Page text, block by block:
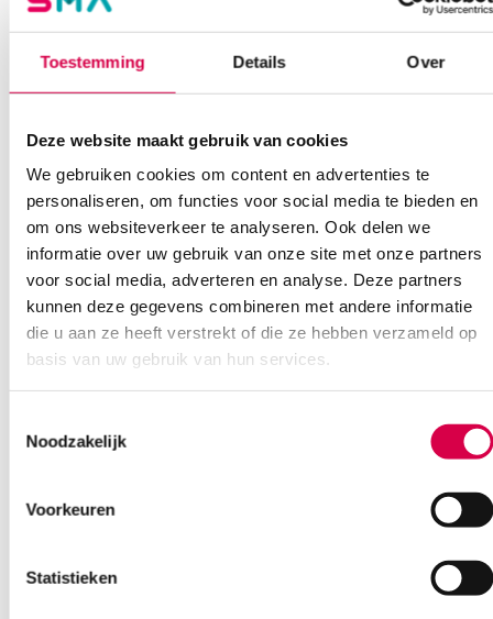
Toestemming Details Over
Deze website maakt gebruik van cookies
We gebruiken cookies om content en advertenties te
personaliseren, om functies voor social media te bieden en
om ons websiteverkeer te analyseren. Ook delen we
informatie over uw gebruik van onze site met onze partners
voor social media, adverteren en analyse. Deze partners
kunnen deze gegevens combineren met andere informatie
die u aan ze heeft verstrekt of die ze hebben verzameld op
basis van uw gebruik van hun services.
Noodzakelijk
Voorkeuren
Statistieken
Onze klantenservice is bereikbaar van maandag t/m vrijdag van
Ook interessant